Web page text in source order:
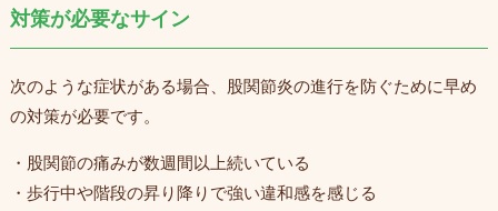
対策が必要なサイン
次のような症状がある場合、股関節炎の進行を防ぐために早め
の対策が必要です。
・股関節の痛みが数週間以上続いている
・歩行中や階段の昇り降りで強い違和感を感じる